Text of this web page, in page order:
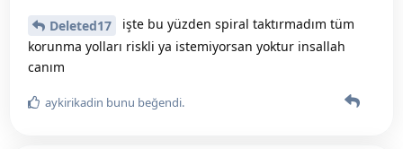
Deleted17
işte bu yüzden spiral taktırmadım tüm
korunma yolları riskli ya istemiyorsan yoktur insallah
canım
aykirikadin bunu beğendi.